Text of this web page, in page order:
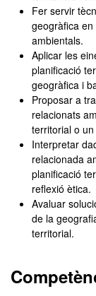
Fer servir
geogràfica
ambientals.
Aplicar les
planificació
geogràfica i
Proposar a
relacionats
territorial o
Interpretar
relacionada
planificació
reflexió ètica.
Avaluar
de la
territorial.